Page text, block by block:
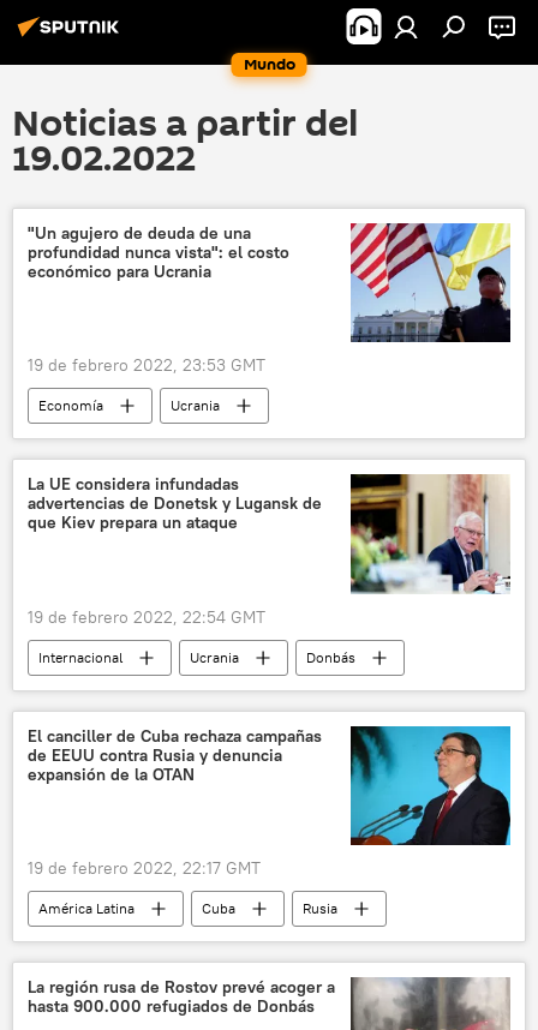
Mundo
Noticias a partir del
19.02.2022
"Un agujero de deuda de una
profundidad nunca vista": el costo
económico para Ucrania
19 de febrero 2022, 23:53 GMT
Economía
Ucrania
📈 Mercados y finanzas
EEUU
ayuda financiera
Rusia
📰 Conflicto en el este de Ucrania (2014-2022)
La UE considera infundadas
advertencias de Donetsk y Lugansk de
que Kiev prepara un ataque
19 de febrero 2022, 22:54 GMT
Internacional Ucrania
Donbás
🛡️ Zonas de conflicto
🌍 Europa
Unión Europea (UE)
El canciller de Cuba rechaza campañas
de EEUU contra Rusia y denuncia
expansión de la OTAN
19 de febrero 2022, 22:17 GMT
América Latina Cuba
Rusia
EEUU
OTAN
expansión
Occidente
🌍 Europa
Ucrania
🛡️ Zonas de conflicto
La región rusa de Rostov prevé acoger a
hasta 900.000 refugiados de Donbás